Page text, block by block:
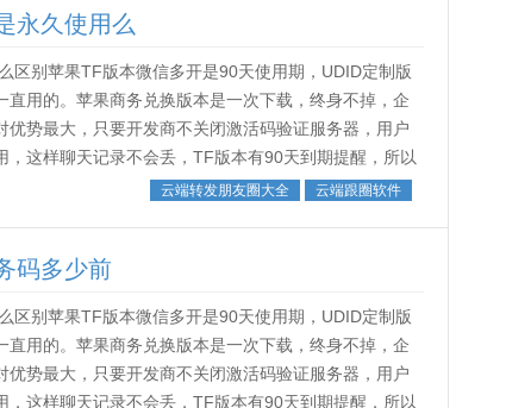
永久使用么
区别苹果TF版本微信多开是90天使用期，UDID定制版
用的。苹果商务兑换版本是一次下载，终身不掉，企
势最大，只要开发商不关闭激活码验证服务器，用户
这样聊天记录不会丢，TF版本有90天到期提醒，所以
份资料。˂img src... 云端转发朋友圈大全 云端跟圈软件
码多少前
区别苹果TF版本微信多开是90天使用期，UDID定制版
用的。苹果商务兑换版本是一次下载，终身不掉，企
势最大，只要开发商不关闭激活码验证服务器，用户
这样聊天记录不会丢，TF版本有90天到期提醒，所以